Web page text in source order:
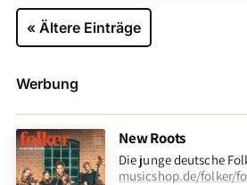
« Ältere Einträge
Werbung
New Roots
Die junge deutsche
musicshop.de/folker/